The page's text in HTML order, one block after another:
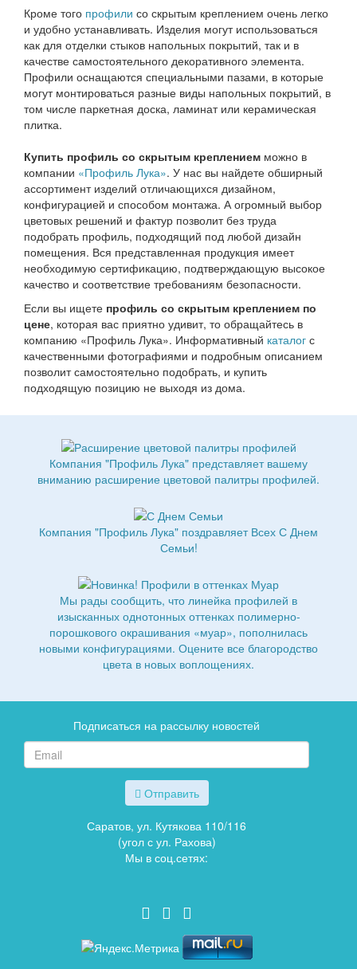
Кроме того профили со скрытым креплением очень легко
и удобно устанавливать. Изделия могут использоваться
как для отделки стыков напольных покрытий, так и в
качестве самостоятельного декоративного элемента.
Профили оснащаются специальными пазами, в которые
могут монтироваться разные виды напольных покрытий, в
том числе паркетная доска, ламинат или керамическая
плитка.
Купить профиль со скрытым креплением можно в
компании «Профиль Лука». У нас вы найдете обширный
ассортимент изделий отличающихся дизайном,
конфигурацией и способом монтажа. А огромный выбор
цветовых решений и фактур позволит без труда
подобрать профиль, подходящий под любой дизайн
помещения. Вся представленная продукция имеет
необходимую сертификацию, подтверждающую высокое
качество и соответствие требованиям безопасности.
Если вы ищете профиль со скрытым креплением по
цене, которая вас приятно удивит, то обращайтесь в
компанию «Профиль Лука». Информативный каталог с
качественными фотографиями и подробным описанием
позволит самостоятельно подобрать, и купить
подходящую позицию не выходя из дома.
Компания "Профиль Лука" представляет вашему
вниманию расширение цветовой палитры профилей.
Компания "Профиль Лука" поздравляет Всех С Днем
Семьи!
Мы рады сообщить, что линейка профилей в
изысканных однотонных оттенках полимерно-
порошкового окрашивания «муар», пополнилась
новыми конфигурациями. Оцените все благородство
цвета в новых воплощениях.
Подписаться на рассылку новостей
Отправить
Саратов, ул. Кутякова 110/116
(угол с ул. Рахова)
Мы в соц.сетях: